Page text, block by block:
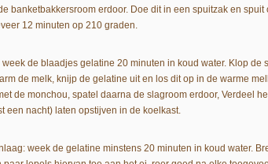
banketbakkersroom erdoor. Doe dit in een spuitzak en
12 minuten op 210 graden.
de blaadjes gelatine 20 minuten in koud water. Klop de
de melk, knijp de gelatine uit en los dit op in de warme
de monchou, spatel daarna de slagroom erdoor, Verdeel
een nacht) laten opstijven in de koelkast.
week de gelatine minstens 20 minuten in koud water.